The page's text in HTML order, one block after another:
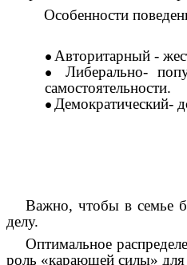
Особенности
Авторитарный -
Либерально-
самостоятельности.
Демократический-
Важно, чтобы в семье
делу.
Оптимальное
роль «карающей силы» для